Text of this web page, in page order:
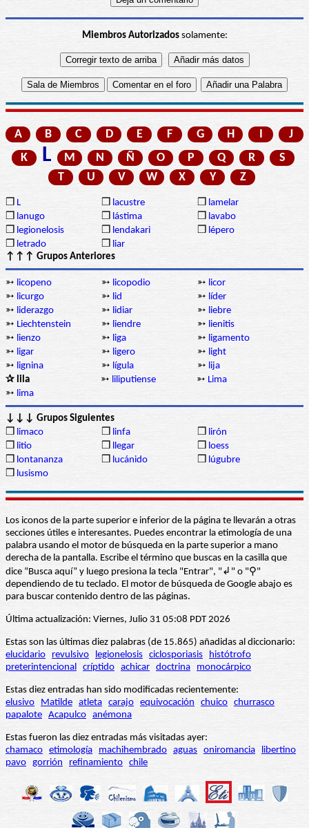
Miembros Autorizadossolamente:
A B C D E F G H
J
K
L M N Ñ O P Q R
S
T
U V W X Y Z
❒ L ❒ lacustre ❒ lamelar
❒ lanugo ❒ lástima ❒ lavabo
❒ legionelosis ❒ lendakari ❒ lépero
❒ letrado ❒ liar
↑↑↑ Grupos Anteriores
➳ licopeno ➳ licopodio ➳ licor
➳ licurgo ➳ lid ➳ líder
➳ liderazgo ➳ lidiar ➳ liebre
➳ Liechtenstein ➳ liendre ➳ lienitis
➳ lienzo ➳ liga ➳ ligamento
➳ ligar ➳ ligero ➳ light
➳ lignina ➳ lígula ➳ lija
✰ lila
➳ liliputiense ➳ Lima
➳ lima
↓↓↓ Grupos Siguientes
❒ limaco ❒ linfa ❒ lirón
❒ litio ❒ llegar ❒ loess
❒ lontananza ❒ lucánido ❒ lúgubre
❒ lusismo
Los iconos de la parte superior e inferior de la página te llevarán a otras
secciones útiles e interesantes. Puedes encontrar la etimología de una
palabra usando el motor de búsqueda en la parte superior a mano
derecha de la pantalla. Escribe el término que buscas en la casilla que
dice “Busca aquí” y luego presiona la tecla "Entrar", "↲" o "⚲"
dependiendo de tu teclado. El motor de búsqueda de Google abajo es
para buscar contenido dentro de las páginas.
Última actualización: Viernes, Julio 31 05:08 PDT 2026
Estas son las últimas diez palabras (de 15.865) añadidas al diccionario:
elucidario
revulsivo legionelosis ciclosporiasis
histótrofo
preterintencional
críptido achicar doctrina monocárpico
Estas diez entradas han sido modificadas recientemente:
elusivo
Matilde atleta carajo equivocación chuico churrasco
papalote Acapulco anémona
Estas fueron las diez entradas más visitadas ayer:
chamaco etimología machihembrado aguas oniromancia
libertino
pavo gorrión refinamiento chile